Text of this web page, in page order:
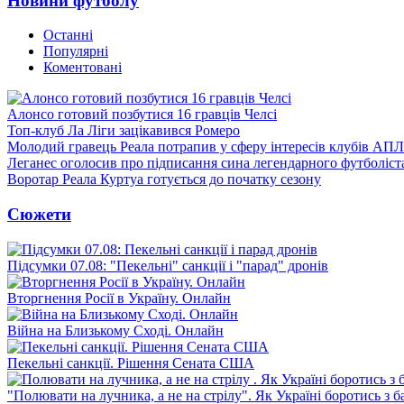
Останні
Популярні
Коментовані
Алонсо готовий позбутися 16 гравців Челсі
Топ-клуб Ла Ліги зацікавився Ромеро
Молодий гравець Реала потрапив у сферу інтересів клубів АПЛ
Леганес оголосив про підписання сина легендарного
Воротар Реала Куртуа готується до початку сезону
Сюжети
Підсумки 07.08: "Пекельні" санкції і "парад" дронів
Вторгнення Росії в Україну. Онлайн
Війна на Близькому Сході. Онлайн
Пекельні санкції. Рішення Сената США
"Полювати на лучника, а не на стрілу". Як Україні боротись з